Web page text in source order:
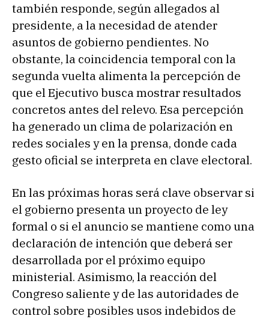
también responde, según allegados al
presidente, a la necesidad de atender
asuntos de gobierno pendientes. No
obstante, la coincidencia temporal con la
segunda vuelta alimenta la percepción de
que el Ejecutivo busca mostrar resultados
concretos antes del relevo. Esa percepción
ha generado un clima de polarización en
redes sociales y en la prensa, donde cada
gesto oficial se interpreta en clave electoral.
En las próximas horas será clave observar si
el gobierno presenta un proyecto de ley
formal o si el anuncio se mantiene como una
declaración de intención que deberá ser
desarrollada por el próximo equipo
ministerial. Asimismo, la reacción del
Congreso saliente y de las autoridades de
control sobre posibles usos indebidos de